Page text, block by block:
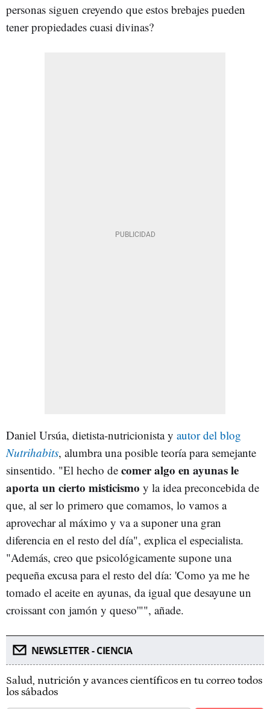
personas siguen creyendo que estos brebajes pueden
tener propiedades cuasi divinas?
Daniel Ursúa, dietista-nutricionista y autor del blog
Nutrihabits, alumbra una posible teoría para semejante
sinsentido. "El hecho de comer algo en ayunas le
aporta un cierto misticismo y la idea preconcebida de
que, al ser lo primero que comamos, lo vamos a
aprovechar al máximo y va a suponer una gran
diferencia en el resto del día", explica el especialista.
"Además, creo que psicológicamente supone una
pequeña excusa para el resto del día: 'Como ya me he
tomado el aceite en ayunas, da igual que desayune un
croissant con jamón y queso'"", añade.
NEWSLETTER - CIENCIA
Salud, nutrición y avances científicos en tu correo todos
los sábados